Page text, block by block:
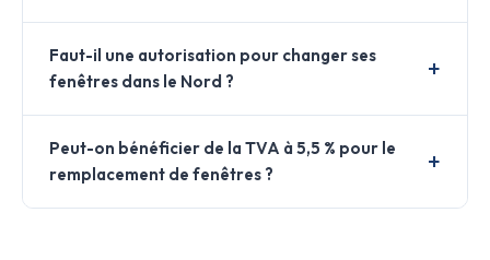
Faut-il une autorisation pour changer ses
fenêtres dans le Nord ?
Peut-on bénéficier de la TVA à 5,5 % pour le
remplacement de fenêtres ?